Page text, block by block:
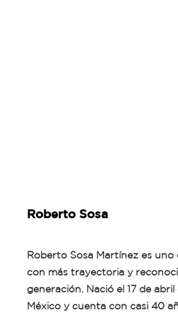
Roberto Sosa
Roberto Sosa Martínez es
con más trayectoria y
generación. Nació el 17 de
México y cuenta con casi 40